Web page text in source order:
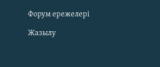
Форум ережелері
Жазылу